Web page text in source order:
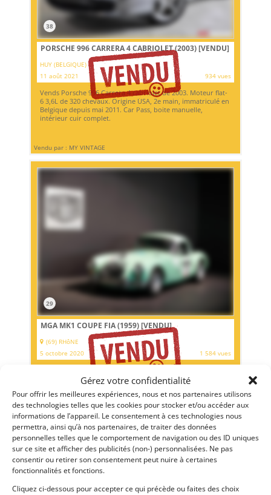
Gérez votre confidentialité
Pour offrir les meilleures expériences, nous et nos partenaires utilisons
des technologies telles que les cookies pour stocker et/ou accéder aux
informations de l’appareil. Le consentement à ces technologies nous
permettra, ainsi qu’à nos partenaires, de traiter des données
personnelles telles que le comportement de navigation ou des ID uniques
sur ce site et afficher des publicités (non-) personnalisées. Ne pas
consentir ou retirer son consentement peut nuire à certaines
fonctionnalités et fonctions.
Cliquez ci-dessous pour accepter ce qui précède ou faites des choix
38
PORSCHE 996 CARRERA 4 CABRIOLET (2003)[VENDU]
HUY (BELGIQUE)
11 août 2021
934 vues
Vends Porsche 996 Carrera 4 cabriolet de 2003. Moteur flat-
6 3,6L de 320 chevaux. Origine USA, 2e main, immatriculé en
Belgique depuis mai 2011. Car Pass, boite manuelle,
intérieur cuir complet.
Vendu par : MY VINTAGE
29
MGA MK1 COUPE FIA (1959)[VENDU]
(69) RHôNE
5 octobre 2020
1 584 vues
Auto 2020 en VHC. Passeport FIA 2020. Importante éligibilité
en compétition historique. Conduite à droite. Idéale pour
prendre part au Tour Auto 2021.
Vendu par : Mecanic Gallery